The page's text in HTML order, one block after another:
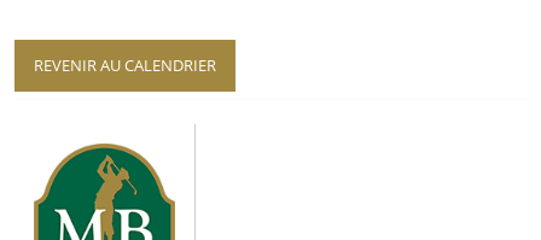
REVENIR AU CALENDRIER